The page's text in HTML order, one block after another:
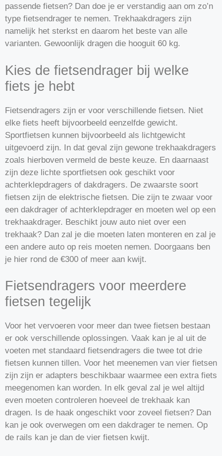
passende fietsen? Dan doe je er verstandig aan om zo’n
type fietsendrager te nemen. Trekhaakdragers zijn
namelijk het sterkst en daarom het beste van alle
varianten. Gewoonlijk dragen die hooguit 60 kg.
Kies de fietsendrager bij welke
fiets je hebt
Fietsendragers zijn er voor verschillende fietsen. Niet
elke fiets heeft bijvoorbeeld eenzelfde gewicht.
Sportfietsen kunnen bijvoorbeeld als lichtgewicht
uitgevoerd zijn. In dat geval zijn gewone trekhaakdragers
zoals hierboven vermeld de beste keuze. En daarnaast
zijn deze lichte sportfietsen ook geschikt voor
achterklepdragers of dakdragers. De zwaarste soort
fietsen zijn de elektrische fietsen. Die zijn te zwaar voor
een dakdrager of achterklepdrager en moeten wel op een
trekhaakdrager. Beschikt jouw auto niet over een
trekhaak? Dan zal je die moeten laten monteren en zal je
een andere auto op reis moeten nemen. Doorgaans ben
je hier rond de €300 of meer aan kwijt.
Fietsendragers voor meerdere
fietsen tegelijk
Voor het vervoeren voor meer dan twee fietsen bestaan
er ook verschillende oplossingen. Vaak kan je al uit de
voeten met standaard fietsendragers die twee tot drie
fietsen kunnen tillen. Voor het meenemen van vier fietsen
zijn zijn er adapters beschikbaar waarmee een extra fiets
meegenomen kan worden. In elk geval zal je wel altijd
even moeten controleren hoeveel de trekhaak kan
dragen. Is de haak ongeschikt voor zoveel fietsen? Dan
kan je ook overwegen om een dakdrager te nemen. Op
de rails kan je dan de vier fietsen kwijt.